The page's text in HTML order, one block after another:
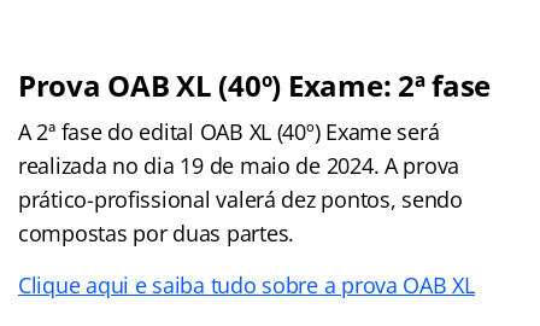
Prova OAB XL (40º) Exame: 2ª fase
A 2ª fase do edital OAB XL (40º) Exame será
realizada no dia 19 de maio de 2024. A prova
prático-profissional valerá dez pontos, sendo
compostas por duas partes.
Clique aqui e saiba tudo sobre a prova OAB XL